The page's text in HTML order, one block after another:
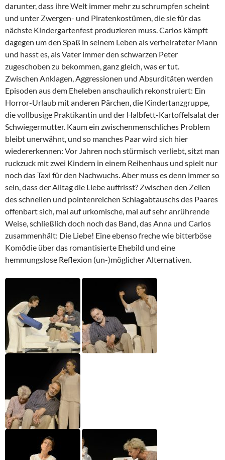
darunter, dass ihre Welt immer mehr zu schrumpfen scheint
und unter Zwergen- und Piratenkostümen, die sie für das
nächste Kindergartenfest produzieren muss. Carlos kämpft
dagegen um den Spaß in seinem Leben als verheirateter Mann
und hasst es, als Vater immer den schwarzen Peter
zugeschoben zu bekommen, ganz gleich, was er tut.
Zwischen Anklagen, Aggressionen und Absurditäten werden
Episoden aus dem Eheleben anschaulich rekonstruiert: Ein
Horror-Urlaub mit anderen Pärchen, die Kindertanzgruppe,
die vollbusige Praktikantin und der Halbfett-Kartoffelsalat der
Schwiegermutter. Kaum ein zwischenmenschliches Problem
bleibt unerwähnt, und so manches Paar wird sich hier
wiedererkennen: Vor Jahren noch stürmisch verliebt, sitzt man
ruckzuck mit zwei Kindern in einem Reihenhaus und spielt nur
noch das Taxi für den Nachwuchs. Aber muss es denn immer so
sein, dass der Alltag die Liebe auffrisst? Zwischen den Zeilen
des schnellen und pointenreichen Schlagabtauschs des Paares
offenbart sich, mal auf urkomische, mal auf sehr anrührende
Weise, schließlich doch noch das Band, das Anna und Carlos
zusammenhält: Die Liebe! Eine ebenso freche wie bitterböse
Komödie über das romantisierte Ehebild und eine
hemmungslose Reflexion (un-)möglicher Alternativen.